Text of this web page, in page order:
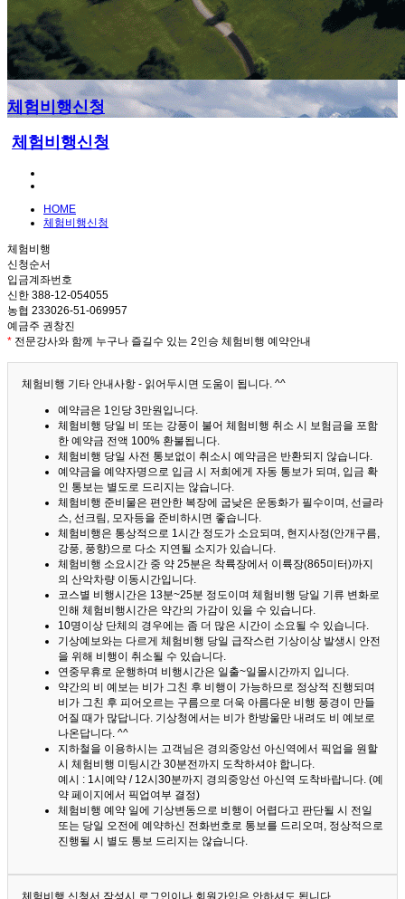
체험비행신청
체험비행신청
HOME
체험비행신청
체험비행
신청순서
입금계좌번호
신한 388-12-054055
농협 233026-51-069957
예금주 권창진
* 전문강사와 함께 누구나 즐길수 있는 2인승 체험비행 예약안내
체험비행 기타 안내사항 - 읽어두시면 도움이 됩니다. ^^
예약금은 1인당 3만원입니다.
체험비행 당일 비 또는 강풍이 불어 체험비행 취소 시 보험금을 포함
한 예약금 전액 100% 환불됩니다.
체험비행 당일 사전 통보없이 취소시 예약금은 반환되지 않습니다.
예약금을 예약자명으로 입금 시 저희에게 자동 통보가 되며, 입금 확
인 통보는 별도로 드리지는 않습니다.
체험비행 준비물은 편안한 복장에 굽낮은 운동화가 필수이며, 선글라
스, 선크림, 모자등을 준비하시면 좋습니다.
체험비행은 통상적으로 1시간 정도가 소요되며, 현지사정(안개구름,
강풍, 풍향)으로 다소 지연될 소지가 있습니다.
체험비행 소요시간 중 약 25분은 착륙장에서 이륙장(865미터)까지
의 산악차량 이동시간입니다.
코스별 비행시간은 13분~25분 정도이며 체험비행 당일 기류 변화로
인해 체험비행시간은 약간의 가감이 있을 수 있습니다.
10명이상 단체의 경우에는 좀 더 많은 시간이 소요될 수 있습니다.
기상예보와는 다르게 체험비행 당일 급작스런 기상이상 발생시 안전
을 위해 비행이 취소될 수 있습니다.
연중무휴로 운행하며 비행시간은 일출~일몰시간까지 입니다.
약간의 비 예보는 비가 그친 후 비행이 가능하므로 정상적 진행되며
비가 그친 후 피어오르는 구름으로 더욱 아름다운 비행 풍경이 만들
어질 때가 많답니다. 기상청에서는 비가 한방울만 내려도 비 예보로
나온답니다. ^^
지하철을 이용하시는 고객님은 경의중앙선 아신역에서 픽업을 원할
시 체험비행 미팅시간 30분전까지 도착하셔야 합니다.
예시 : 1시예약 / 12시30분까지 경의중앙선 아신역 도착바랍니다. (예
약 페이지에서 픽업여부 결정)
체험비행 예약 일에 기상변동으로 비행이 어렵다고 판단될 시 전일
또는 당일 오전에 예약하신 전화번호로 통보를 드리오며, 정상적으로
진행될 시 별도 통보 드리지는 않습니다.
체험비행 신청서 작성시 로그인이나 회원가입은 안하셔도 됩니다.